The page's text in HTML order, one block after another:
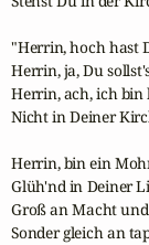
"Herrin, hoch hast
Herrin, ja, Du
Herrin, ach, ich bin
Nicht in Deiner
Herrin, bin ein
Glüh'nd in Deiner
Groß an Macht
Sonder gleich an